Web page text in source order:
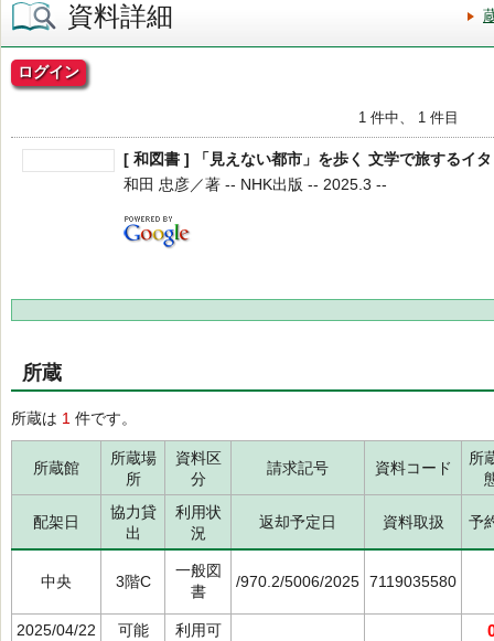
資料詳細
ログイン
1 件中、 1 件目
[ 和図書 ] 「見えない都市」を歩く 文学で旅するイ
和田 忠彦／著 -- NHK出版 -- 2025.3 --
所蔵
所蔵は 1 件です。
所蔵館
所蔵場
所
資料区
分
請求記号 資料コード
所
配架日
協力貸
出
利用状
況
返却予定日 資料取扱 予
中央 3階C
一般図
書
/970.2/5006/2025 7119035580
2025/04/22 可能 利用可